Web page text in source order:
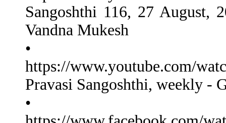
Sangoshthi 116, 27 August,
Vandna Mukesh
•
https://www.youtube.com/
Pravasi Sangoshthi, weekly -
•